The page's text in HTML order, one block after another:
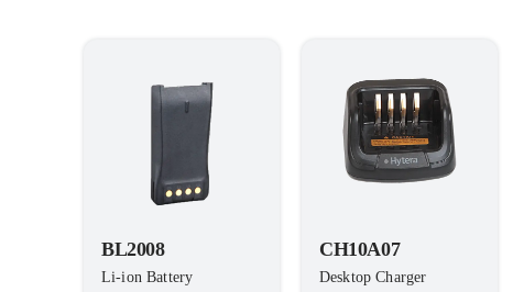
BL2008
Li-ion Battery
CH10A07
Desktop Charger